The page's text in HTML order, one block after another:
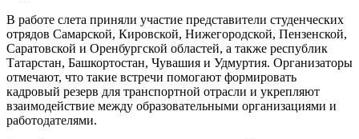
В работе слета приняли участие представители студенческих
отрядов Самарской, Кировской, Нижегородской, Пензенской,
Саратовской и Оренбургской областей, а также республик
Татарстан, Башкортостан, Чувашия и Удмуртия. Организаторы
отмечают, что такие встречи помогают формировать
кадровый резерв для транспортной отрасли и укрепляют
взаимодействие между образовательными организациями и
работодателями.